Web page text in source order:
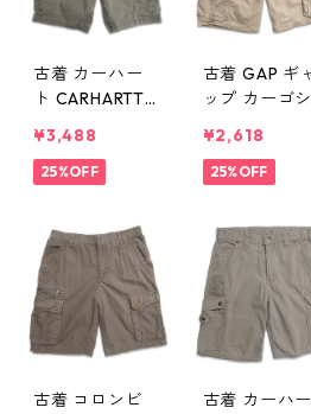
古着 カーハー
ト CARHARTT R
ーゴショートパ
ンツ ハーフパ
記：36 gd410
200n w60721
¥3,488
25%OFF
古着 GAP ギ
ップ カーゴ
ハーフパンツ
ベージュ系 表
09959n
02
¥2,618
25%OFF
古着 コロンビ
古着 カーハー